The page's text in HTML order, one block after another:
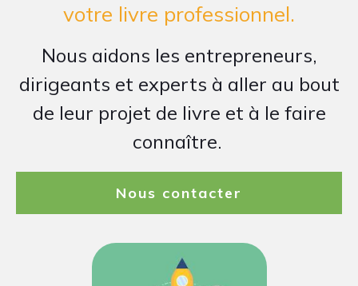
votre livre professionnel.
Nous aidons les entrepreneurs,
dirigeants et experts à aller au bout
de leur projet de livre et à le faire
connaître.
Nous contacter